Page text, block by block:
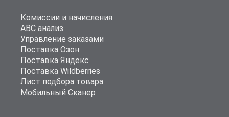
Комиссии и начисления
ABC анализ
Управление заказами
Поставка Озон
Поставка Яндекс
Поставка Wildberries
Лист подбора товара
Мобильный Сканер